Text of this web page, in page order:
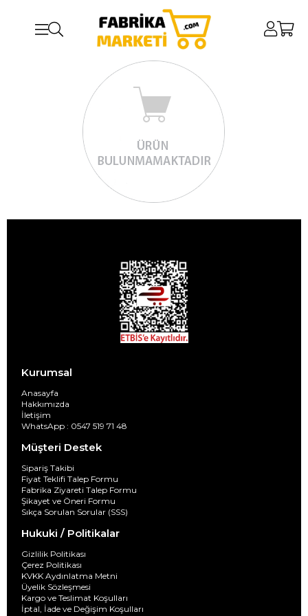
Kurumsal
Anasayfa
Hakkımızda
İletişim
WhatsApp : 0547 519 71 48
Müşteri Destek
Sipariş Takibi
Fiyat Teklifi Talep Formu
Fabrika Ziyareti Talep Formu
Şikayet ve Öneri Formu
Sıkça Sorulan Sorular (SSS)
Hukuki / Politikalar
Gizlilik Politikası
Çerez Politikası
KVKK Aydınlatma Metni
Üyelik Sözleşmesi
Kargo ve Teslimat Koşulları
İptal, İade ve Değişim Koşulları